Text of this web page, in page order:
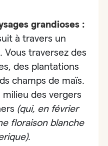
grandioses :
à travers un
traversez des
des plantations
champs de maïs.
des vergers
(qui, en février
floraison blanche
.